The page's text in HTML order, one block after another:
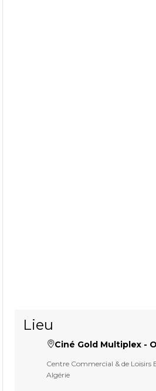
Lieu
Ciné Gold Multiplex -
Centre Commercial & de Loisirs
Algérie